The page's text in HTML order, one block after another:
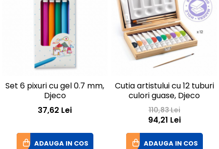
Set 6 pixuri cu gel 0.7 mm,
Djeco
37,62 Lei
ADAUGA IN COS
Cutia artistului cu 12 tuburi
culori guase, Djeco
110,83 Lei
94,21 Lei
ADAUGA IN COS